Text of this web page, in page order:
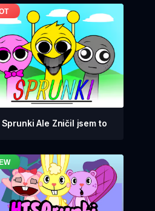
Sprunki Ale Zničil jsem to